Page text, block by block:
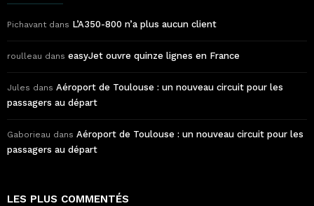
Pichavant dans L’A350-800 n’a plus aucun client
roulleau dans easyJet ouvre quinze lignes en France
Jules dans Aéroport de Toulouse : un nouveau circuit pour les
passagers au départ
Gaborieau dans Aéroport de Toulouse : un nouveau circuit pour les
passagers au départ
LES PLUS COMMENTÉS